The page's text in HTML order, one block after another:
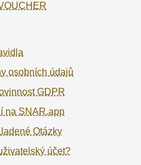
osobních údajů
GDPR
na SNAR.app
Otázky
účet?